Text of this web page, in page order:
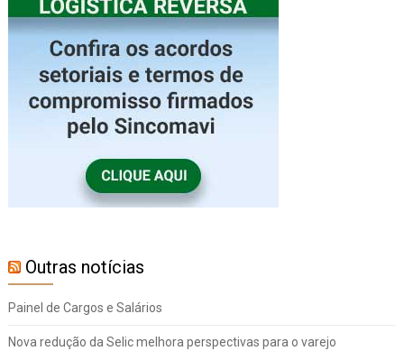
Outras notícias
Painel de Cargos e Salários
Nova redução da Selic melhora perspectivas para o varejo